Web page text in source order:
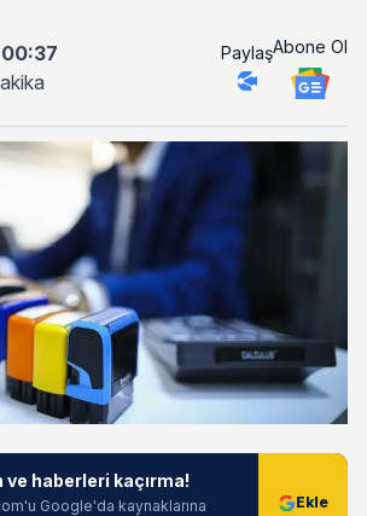
00:37
PaylaşAbone Ol
ve haberleri kaçırma!
Google'da kaynaklarına